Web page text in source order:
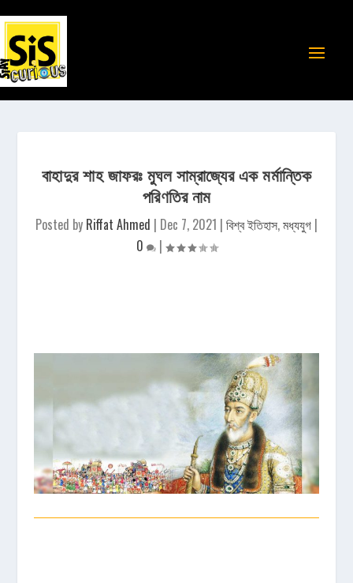
বাহাদুর শাহ জাফরঃ মুঘল সাম্রাজ্যের এক মর্মান্তিক
পরিণতির নাম
Posted by Riffat Ahmed | Dec 7, 2021 | বিশ্ব ইতিহাস,মধ্যযুগ |
0
|